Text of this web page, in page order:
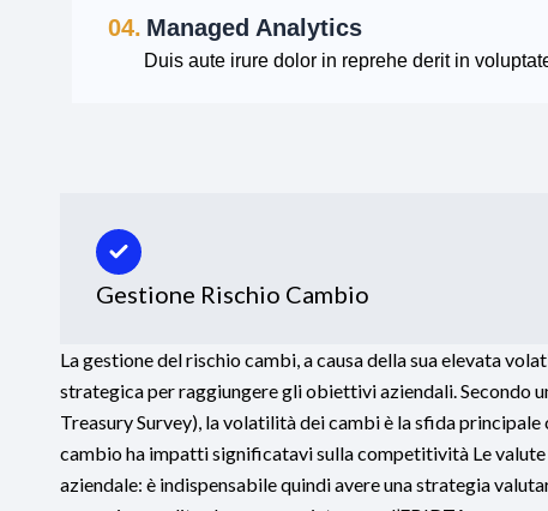
04. Managed Analytics
Duis aute irure dolor in reprehe derit in
Gestione Rischio Cambio
La gestione del rischio cambi, a causa della sua elevata
strategica per raggiungere gli obiettivi aziendali. Secondo
Treasury Survey), la volatilità dei cambi è la sfida
cambio ha impatti significatavi sulla competitività Le
aziendale: è indispensabile quindi avere una strategia